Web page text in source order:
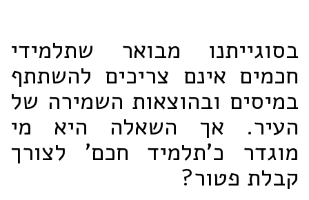
בסוגייתנו מבואר שתלמידי
חכמים אינם צריכים להשתתף
במיסים ובהוצאות השמירה של
העיר. אך השאלה היא מי
מוגדר כ'תלמיד חכם' לצורך
קבלת פטור?